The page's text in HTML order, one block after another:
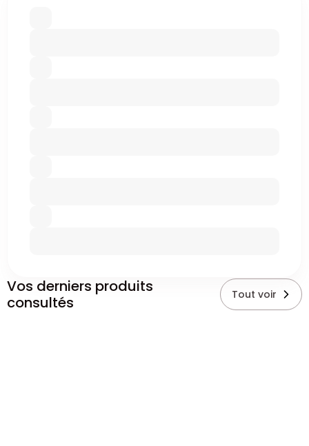
Vos derniers produits
consultés
Tout voir